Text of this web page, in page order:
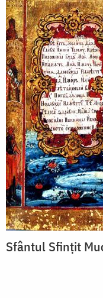
Sfântul Sfințit